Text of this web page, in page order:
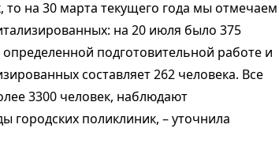
на 30 марта текущего года мы отмечаем
на 20 июля было 375
подготовительной работе и
составляет 262 человека. Все
3300 человек, наблюдают
городских поликлиник, – уточнила